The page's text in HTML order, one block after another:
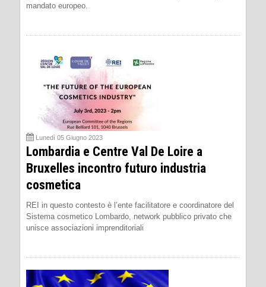
mandato europeo.
Lunedì 05 Giugno 2023
Lombardia e Centre Val De Loire a
Bruxelles incontro futuro industria
cosmetica
REI in questo contesto è l’ente facilitatore e coordinatore del
Sistema cosmetico Lombardo, network pubblico privato che
unisce associazioni imprenditoriali